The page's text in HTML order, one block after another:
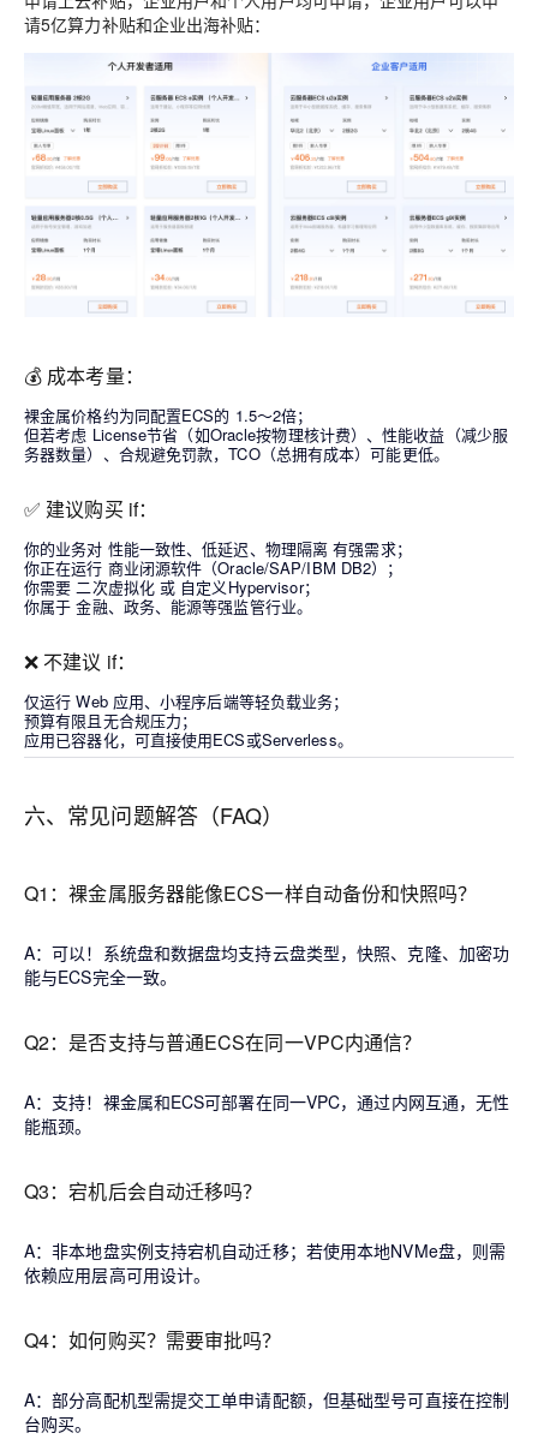
请5亿算力补贴和企业出海补贴：
💰 成本考量：
裸金属价格约为同配置ECS的 1.5～2倍；
但若考虑 License节省 （如Oracle按物理核计费）、性能收益 （减少服
务器数量）、 合规避免罚款，TCO（总拥有成本）可能更低。
✅ 建议购买 if：
你的业务对 性能一致性、低延迟、物理隔离 有强需求；
你正在运行 商业闭源软件 （Oracle/SAP/IBM DB2）；
你需要二次虚拟化或 自定义Hypervisor；
你属于金融、政务、能源等强监管行业。
❌ 不建议 if：
仅运行 Web 应用、小程序后端等轻负载业务；
预算有限且无合规压力；
应用已容器化，可直接使用ECS或Serverless。
六、常见问题解答（FAQ）
Q1：裸金属服务器能像ECS一样自动备份和快照吗？
A：可以 ！系统盘和数据盘均支持云盘类型，快照、克隆、加密功
能与ECS完全一致。
Q2：是否支持与普通ECS在同一VPC内通信？
A： 支持！裸金属和ECS可部署在同一VPC，通过内网互通，无性
能瓶颈。
Q3：宕机后会自动迁移吗？
A：非本地盘实例支持宕机自动迁移；若使用本地NVMe盘，则需
依赖应用层高可用设计。
Q4：如何购买？需要审批吗？
A：部分高配机型需提交工单申请配额，但基础型号可直接在控制
台购买。